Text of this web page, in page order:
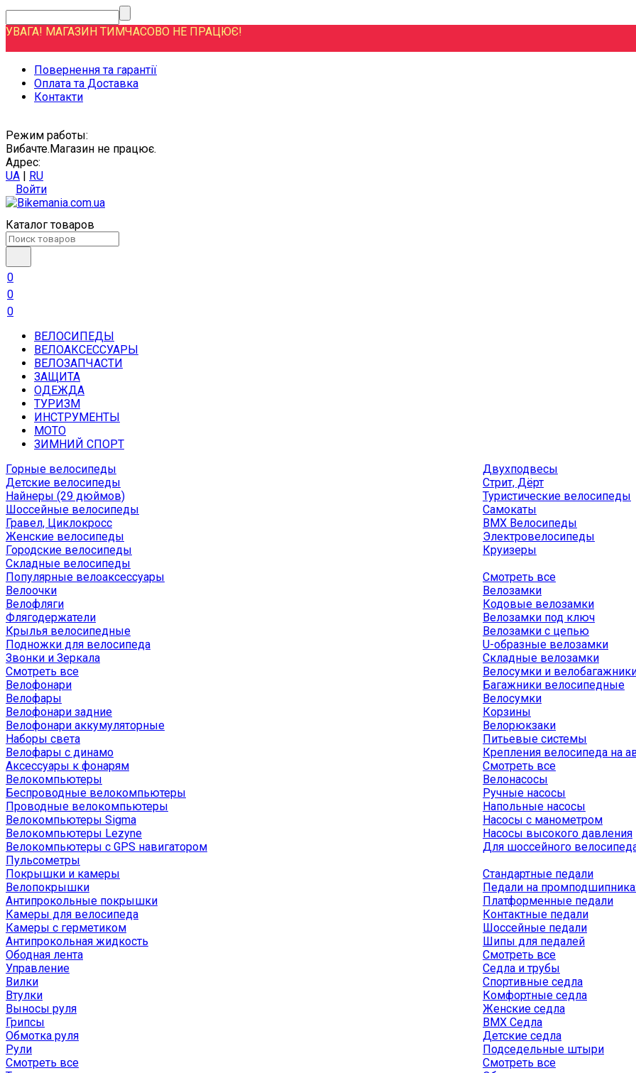
УВАГА! МАГАЗИН ТИМЧАСОВО НЕ ПРАЦЮЄ!
Повернення та гарантії
Оплата та Доставка
Контакти
Режим работы:
Вибачте.Магазин не працює.
Адрес:
UA | RU
Войти
Каталог товаров
0
0
0
ВЕЛОСИПЕДЫ
ВЕЛОАКСЕССУАРЫ
ВЕЛОЗАПЧАСТИ
ЗАЩИТА
ОДЕЖДА
ТУРИЗМ
ИНСТРУМЕНТЫ
МОТО
ЗИМНИЙ СПОРТ
Горные велосипеды
Детские велосипеды
Найнеры (29 дюймов)
Шоссейные велосипеды
Гравел, Циклокросс
Женские велосипеды
Городcкие велосипеды
Складные велосипеды
Двухподвесы
Стрит, Дёрт
Туристические велосипеды
Самокаты
BMX Велосипеды
Электровелосипеды
Круизеры
Популярные велоаксессуары
Велоочки
Велофляги
Флягодержатели
Крылья велосипедные
Подножки для велосипеда
Звонки и Зеркала
Смотреть все
Велофонари
Велофары
Велофонари задние
Велофонари аккумуляторные
Наборы света
Велофары с динамо
Аксессуары к фонарям
Велокомпьютеры
Беспроводные велокомпьютеры
Проводные велокомпьютеры
Велокомпьютеры Sigma
Велокомпьютеры Lezyne
Велокомпьютеры с GPS навигатором
Пульсометры
Смотреть все
Велозамки
Кодовые велозамки
Велозамки под ключ
Велозамки с цепью
U-образные велозамки
Складные велозамки
Велосумки и
Багажники велосипедные
Велосумки
Корзины
Велорюкзаки
Питьевые системы
Крепления велосипеда на
Смотреть все
Велонасосы
Ручные насосы
Напольные насосы
Насосы с манометром
Насосы высокого давления
Для шоссейного
Покрышки и камеры
Велопокрышки
Антипрокольные покрышки
Камеры для велосипеда
Камеры с герметиком
Антипрокольная жидкость
Ободная лента
Управление
Вилки
Втулки
Выносы руля
Грипсы
Обмотка руля
Рули
Смотреть все
Стандартные педали
Педали на
Платформенные педали
Контактные педали
Шоссейные педали
Шипы для педалей
Смотреть все
Седла и трубы
Спортивные седла
Комфортные седла
Женские седла
BMX Седла
Детские седла
Подседельные штыри
Смотреть все